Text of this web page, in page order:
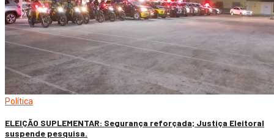
Política
ELEIÇÃO SUPLEMENTAR: Segurança reforçada; Justiça Eleitoral
suspende pesquisa.